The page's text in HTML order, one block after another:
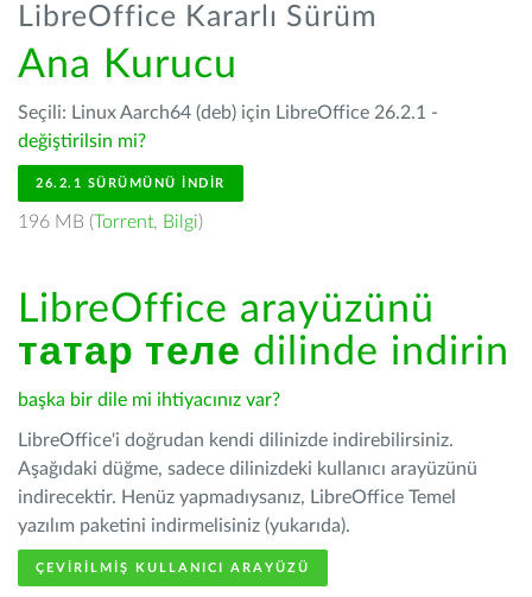
LibreOffice Kararlı Sürüm
Ana Kurucu
Seçili: Linux Aarch64 (deb) için LibreOffice 26.2.1 -
değiştirilsin mi?
26.2.1 SÜRÜMÜNÜ İNDIR
196 MB (Torrent, Bilgi)
LibreOffice arayüzünü
татар теле dilinde indirin
başka bir dile mi ihtiyacınız var?
LibreOffice'i doğrudan kendi dilinizde indirebilirsiniz.
Aşağıdaki düğme, sadece dilinizdeki kullanıcı arayüzünü
indirecektir. Henüz yapmadıysanız, LibreOffice Temel
yazılım paketini indirmelisiniz (yukarıda).
ÇEVIRILMIŞ KULLANICI ARAYÜZÜ